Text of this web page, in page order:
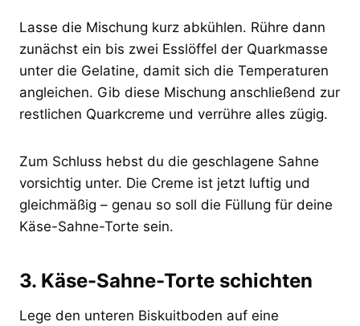
Lasse die Mischung kurz abkühlen. Rühre dann
zunächst ein bis zwei Esslöffel der Quarkmasse
unter die Gelatine, damit sich die Temperaturen
angleichen. Gib diese Mischung anschließend zur
restlichen Quarkcreme und verrühre alles zügig.
Zum Schluss hebst du die geschlagene Sahne
vorsichtig unter. Die Creme ist jetzt luftig und
gleichmäßig – genau so soll die Füllung für deine
Käse-Sahne-Torte sein.
3. Käse-Sahne-Torte schichten
Lege den unteren Biskuitboden auf eine